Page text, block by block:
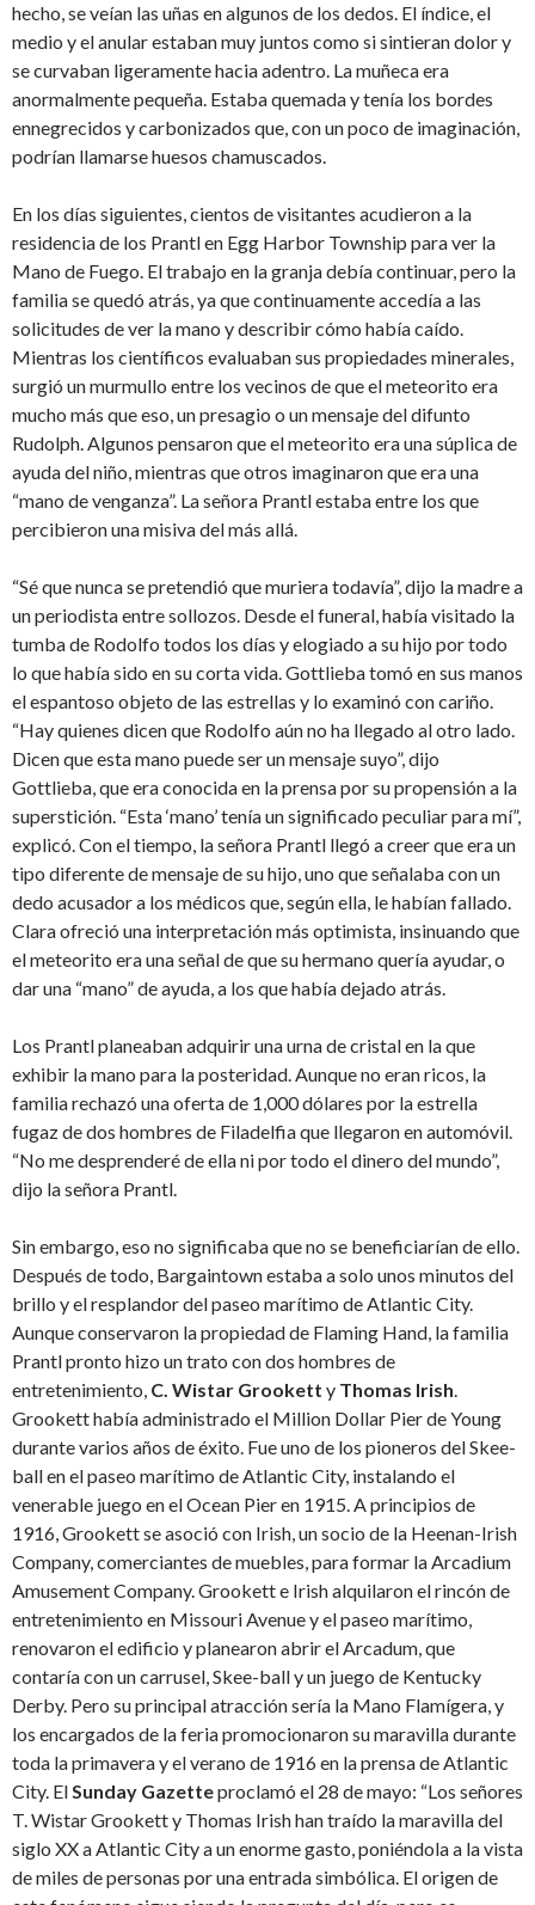
hecho, se veían las uñas en algunos de los dedos. El índice, el
medio y el anular estaban muy juntos como si sintieran dolor y
se curvaban ligeramente hacia adentro. La muñeca era
anormalmente pequeña. Estaba quemada y tenía los bordes
ennegrecidos y carbonizados que, con un poco de imaginación,
podrían llamarse huesos chamuscados.
En los días siguientes, cientos de visitantes acudieron a la
residencia de los Prantl en Egg Harbor Township para ver la
Mano de Fuego. El trabajo en la granja debía continuar, pero la
familia se quedó atrás, ya que continuamente accedía a las
solicitudes de ver la mano y describir cómo había caído.
Mientras los científicos evaluaban sus propiedades minerales,
surgió un murmullo entre los vecinos de que el meteorito era
mucho más que eso, un presagio o un mensaje del difunto
Rudolph. Algunos pensaron que el meteorito era una súplica de
ayuda del niño, mientras que otros imaginaron que era una
“mano de venganza”. La señora Prantl estaba entre los que
percibieron una misiva del más allá.
“Sé que nunca se pretendió que muriera todavía”, dijo la madre a
un periodista entre sollozos. Desde el funeral, había visitado la
tumba de Rodolfo todos los días y elogiado a su hijo por todo
lo que había sido en su corta vida. Gottlieba tomó en sus manos
el espantoso objeto de las estrellas y lo examinó con cariño.
“Hay quienes dicen que Rodolfo aún no ha llegado al otro lado.
Dicen que esta mano puede ser un mensaje suyo”, dijo
Gottlieba, que era conocida en la prensa por su propensión a la
superstición. “Esta ‘mano’ tenía un significado peculiar para mí”,
explicó. Con el tiempo, la señora Prantl llegó a creer que era un
tipo diferente de mensaje de su hijo, uno que señalaba con un
dedo acusador a los médicos que, según ella, le habían fallado.
Clara ofreció una interpretación más optimista, insinuando que
el meteorito era una señal de que su hermano quería ayudar, o
dar una “mano” de ayuda, a los que había dejado atrás.
Los Prantl planeaban adquirir una urna de cristal en la que
exhibir la mano para la posteridad. Aunque no eran ricos, la
familia rechazó una oferta de 1,000 dólares por la estrella
fugaz de dos hombres de Filadelfia que llegaron en automóvil.
“No me desprenderé de ella ni por todo el dinero del mundo”,
dijo la señora Prantl.
Sin embargo, eso no significaba que no se beneficiarían de ello.
Después de todo, Bargaintown estaba a solo unos minutos del
brillo y el resplandor del paseo marítimo de Atlantic City.
Aunque conservaron la propiedad de Flaming Hand, la familia
Prantl pronto hizo un trato con dos hombres de
entretenimiento, C. Wistar Grookett y Thomas Irish.
Grookett había administrado el Million Dollar Pier de Young
durante varios años de éxito. Fue uno de los pioneros del Skee-
ball en el paseo marítimo de Atlantic City, instalando el
venerable juego en el Ocean Pier en 1915. A principios de
1916, Grookett se asoció con Irish, un socio de la Heenan-Irish
Company, comerciantes de muebles, para formar la Arcadium
Amusement Company. Grookett e Irish alquilaron el rincón de
entretenimiento en Missouri Avenue y el paseo marítimo,
renovaron el edificio y planearon abrir el Arcadum, que
contaría con un carrusel, Skee-ball y un juego de Kentucky
Derby. Pero su principal atracción sería la Mano Flamígera, y
los encargados de la feria promocionaron su maravilla durante
toda la primavera y el verano de 1916 en la prensa de Atlantic
City. ElSunday Gazetteproclamó el 28 de mayo: “Los señores
T. Wistar Grookett y Thomas Irish han traído la maravilla del
siglo XX a Atlantic City a un enorme gasto, poniéndola a la vista
de miles de personas por una entrada simbólica. El origen de